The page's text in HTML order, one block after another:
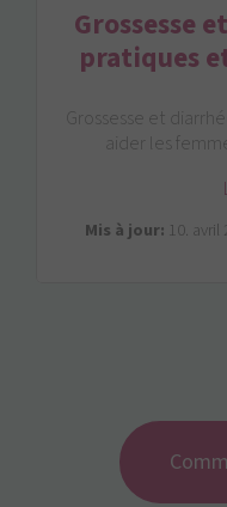
Grossesse
pratiques
Grossesse et
aider les
Mis à jour: 10. avril